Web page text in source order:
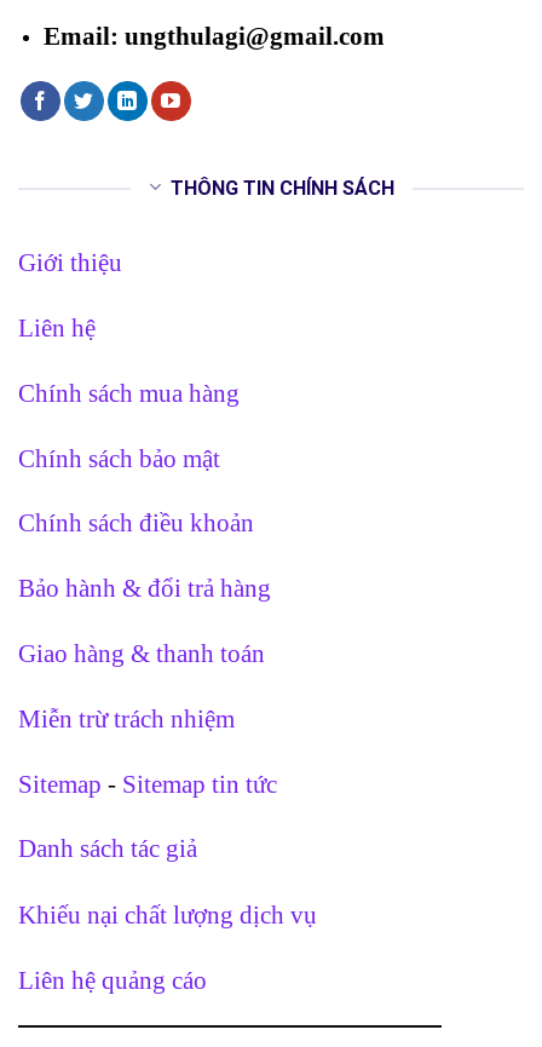
Email: ungthulagi@gmail.com
THÔNG TIN CHÍNH SÁCH
Giới thiệu
Liên hệ
Chính sách mua hàng
Chính sách bảo mật
Chính sách điều khoản
Bảo hành & đổi trả hàng
Giao hàng & thanh toán
Miễn trừ trách nhiệm
Sitemap - Sitemap tin tức
Danh sách tác giả
Khiếu nại chất lượng dịch vụ
Liên hệ quảng cáo